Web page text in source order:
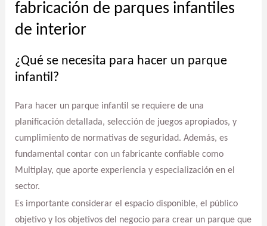
fabricación de parques infantiles
de interior
¿Qué se necesita para hacer un parque
infantil?
Para hacer un parque infantil se requiere de una
planificación detallada, selección de juegos apropiados, y
cumplimiento de normativas de seguridad. Además, es
fundamental contar con un fabricante confiable como
Multiplay, que aporte experiencia y especialización en el
sector.
Es importante considerar el espacio disponible, el público
objetivo y los objetivos del negocio para crear un parque que